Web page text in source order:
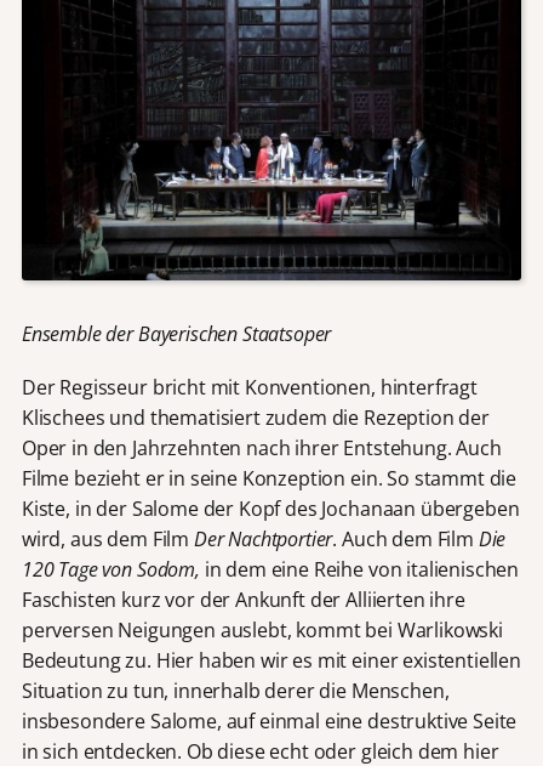
Ensemble der Bayerischen Staatsoper
Der Regisseur bricht mit Konventionen, hinterfragt
Klischees und thematisiert zudem die Rezeption der
Oper in den Jahrzehnten nach ihrer Entstehung. Auch
Filme bezieht er in seine Konzeption ein. So stammt die
Kiste, in der Salome der Kopf des Jochanaan übergeben
wird, aus dem Film Der Nachtportier. Auch dem Film Die
120 Tage von Sodom, in dem eine Reihe von italienischen
Faschisten kurz vor der Ankunft der Alliierten ihre
perversen Neigungen auslebt, kommt bei Warlikowski
Bedeutung zu. Hier haben wir es mit einer existentiellen
Situation zu tun, innerhalb derer die Menschen,
insbesondere Salome, auf einmal eine destruktive Seite
in sich entdecken. Ob diese echt oder gleich dem hier